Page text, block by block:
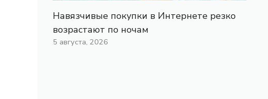
Навязчивые покупки в Интернете резко
возрастают по ночам
5 августа, 2026